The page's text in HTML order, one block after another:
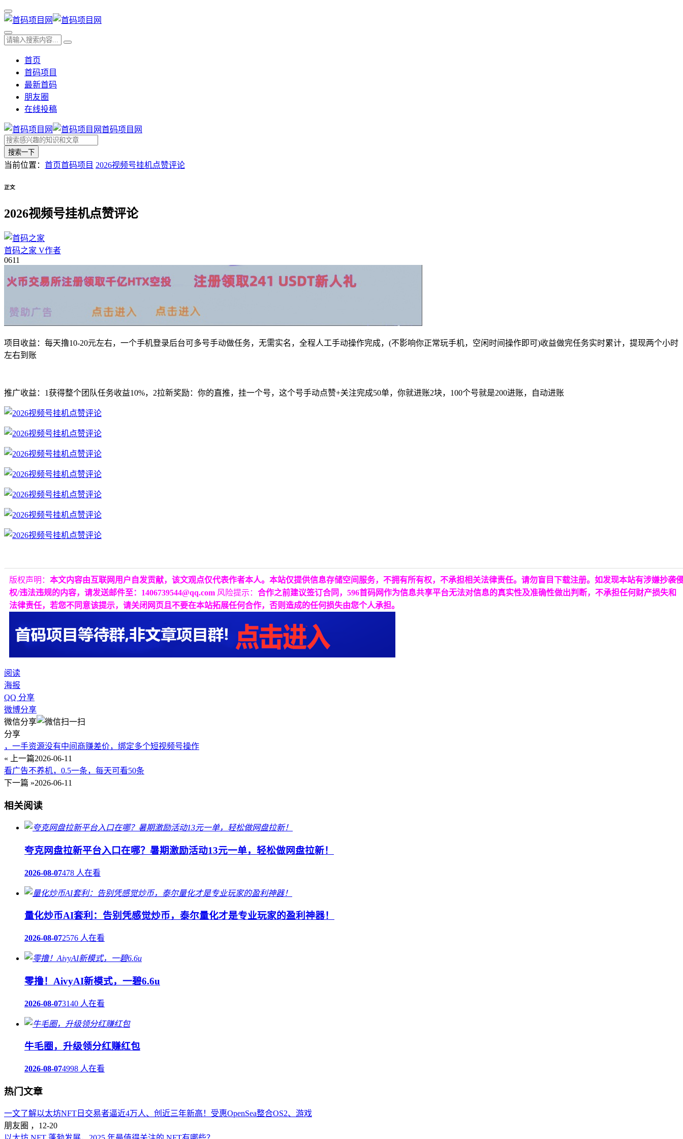
首页
首码项目
最新首码
朋友圈
在线投稿
首码项目网
搜索一下
当前位置： 首页首码项目 2026视频号挂机点赞评论
正文
2026视频号挂机点赞评论
首码之家 V作者
0611
项目收益：每天撸10-20元左右，一个手机登录后台可多号手动做任务，无需实名，全程人工手动操作完成，(不影响你正常玩手机，空闲时间操作即可)收益做完任务实时累计，提现两个小时
左右到账
推广收益：1获得整个团队任务收益10%，2拉新奖励：你的直推，挂一个号，这个号手动点赞+关注完成50单，你就进账2块，100个号就是200进账，自动进账
版权声明： 本文内容由互联网用户自发贡献，该文观点仅代表作者本人。本站仅提供信息存储空间服务，不拥有所有权，不承担相关法律责任。请勿盲目下载注册。如发现本站有涉嫌抄袭
权/违法违规的内容，请发送邮件至：1406739544@qq.com 风险提示： 合作之前建议签订合同，596首码网作为信息共享平台无法对信息的真实性及准确性做出判断，不承担任何财产损失和
法律责任，若您不同意该提示，请关闭网页且不要在本站拓展任何合作，否则造成的任何损失由您个人承担。
阅读
海报
QQ 分享
微博分享
微信分享
分享
，一手资源没有中间商赚差价，绑定多个短视频号操作
« 上一篇2026-06-11
看广告不养机，0.5一条，每天可看50条
下一篇 »2026-06-11
相关阅读
夸克网盘拉新平台入口在哪？暑期激励活动13元一单，轻松做网盘拉新！
2026-08-07478 人在看
量化炒币AI套利：告别凭感觉炒币，泰尔量化才是专业玩家的盈利神器！
2026-08-072576 人在看
零撸！AivyAI新模式，一碧6.6u
2026-08-073140 人在看
牛毛圈，升级领分红赚红包
2026-08-074998 人在看
热门文章
一文了解以太坊NFT日交易者逼近4万人、创近三年新高！受惠OpenSea整合OS2、游戏
朋友圈 ， 12-20